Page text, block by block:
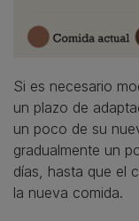
Si es necesario
un plazo de
un poco de su
gradualmente un
días, hasta que el
la nueva comida.